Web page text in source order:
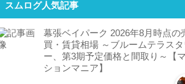
スムログ人気記事
幕張ベイパーク 2026年8月時点の
買・賃貸相場 ～ブルームテラスタ
ー、第3期予定価格と間取り～【
ションマニア】